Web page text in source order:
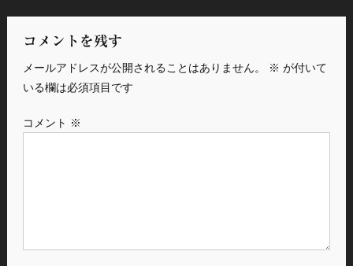
コメントを残す
メールアドレスが公開されることはありません。 ※ が付いて
いる欄は必須項目です
コメント ※